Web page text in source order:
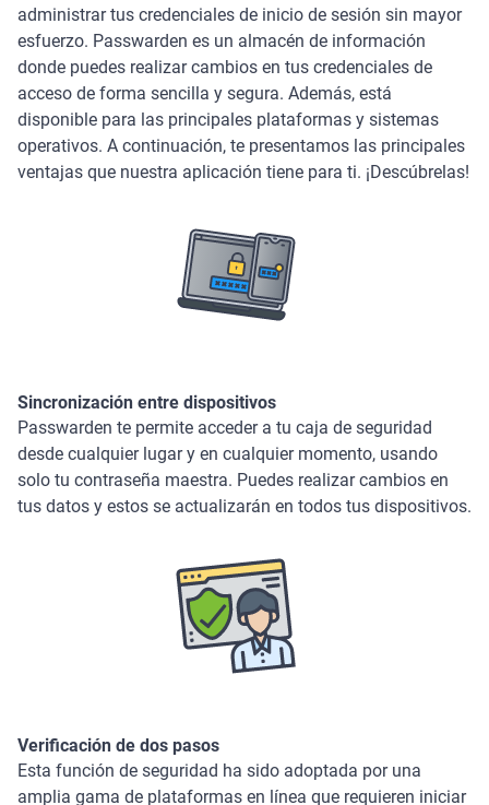
administrar tus credenciales de inicio de sesión sin mayor
esfuerzo. Passwarden es un almacén de información
donde puedes realizar cambios en tus credenciales de
acceso de forma sencilla y segura. Además, está
disponible para las principales plataformas y sistemas
operativos. A continuación, te presentamos las principales
ventajas que nuestra aplicación tiene para ti. ¡Descúbrelas!
Sincronización entre dispositivos
Passwarden te permite acceder a tu caja de seguridad
desde cualquier lugar y en cualquier momento, usando
solo tu contraseña maestra. Puedes realizar cambios en
tus datos y estos se actualizarán en todos tus dispositivos.
Verificación de dos pasos
Esta función de seguridad ha sido adoptada por una
amplia gama de plataformas en línea que requieren iniciar